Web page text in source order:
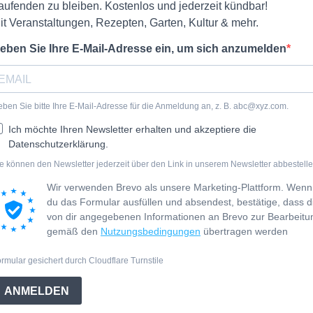
zu bleiben. Kostenlos und jederzeit kündbar!
Veranstaltungen, Rezepten, Garten, Kultur & mehr.
Sie Ihre E-Mail-Adresse ein, um sich anzumelden
Sie bitte Ihre E-Mail-Adresse für die Anmeldung an, z. B. abc@xyz.com.
Ich möchte Ihren Newsletter erhalten und akzeptiere die
Datenschutzerklärung.
können den Newsletter jederzeit über den Link in unserem Newsletter
Wir verwenden Brevo als unsere Marketing-Plattform. Wenn
du das Formular ausfüllen und absendest, bestätige, dass
von dir angegebenen Informationen an Brevo zur
gemäß den Nutzungsbedingungen übertragen werden
gesichert durch Cloudflare Turnstile
ANMELDEN